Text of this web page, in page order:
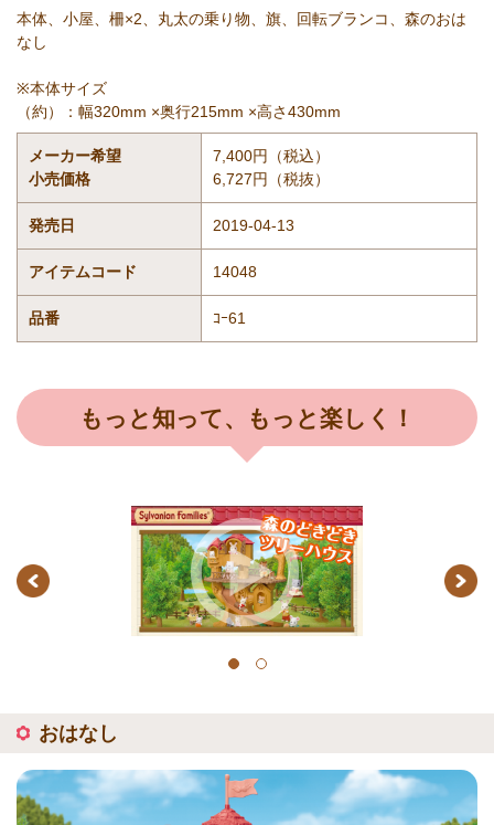
本体、小屋、柵×2、丸太の乗り物、旗、回転ブランコ、森のおは
なし
※本体サイズ
（約）：幅320mm ×奥行215mm ×高さ430mm
メーカー希望
小売価格
7,400円（税込）
6,727円（税抜）
発売日 2019-04-13
アイテムコード 14048
品番 ｺｰ61
もっと知って、もっと楽しく！
Previous Next
おはなし